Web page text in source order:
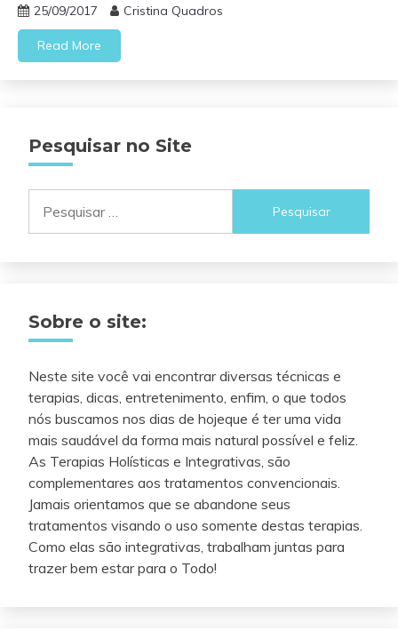
25/09/2017 Cristina Quadros
Read More
Pesquisar no Site
por:
Sobre o site:
Neste site você vai encontrar diversas técnicas e
terapias, dicas, entretenimento, enfim, o que todos
nós buscamos nos dias de hojeque é ter uma vida
mais saudável da forma mais natural possível e feliz.
As Terapias Holísticas e Integrativas, são
complementares aos tratamentos convencionais.
Jamais orientamos que se abandone seus
tratamentos visando o uso somente destas terapias.
Como elas são integrativas, trabalham juntas para
trazer bem estar para o Todo!